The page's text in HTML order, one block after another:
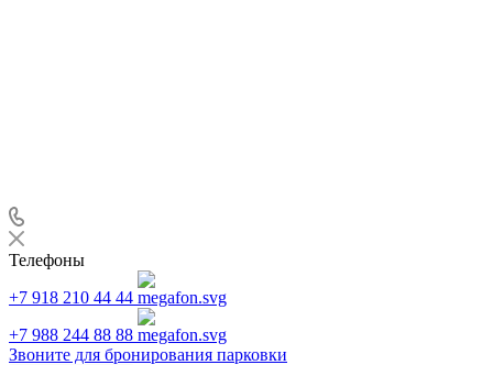
Телефоны
+7 918 210 44 44
+7 988 244 88 88
Звоните для бронирования парковки